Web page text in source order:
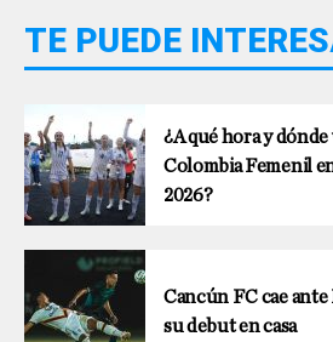
TE PUEDE
¿A qué hora y
Colombia Femenil
2026?
Cancún FC cae
su debut en casa